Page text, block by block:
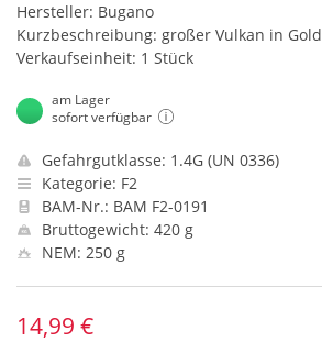
Hersteller: Bugano
Kurzbeschreibung: großer Vulkan in Gold
Verkaufseinheit: 1 Stück
am Lager
sofort verfügbar
Gefahrgutklasse: 1.4G (UN 0336)
Kategorie: F2
BAM-Nr.: BAM F2-0191
Bruttogewicht: 420 g
NEM: 250 g
14,99 €